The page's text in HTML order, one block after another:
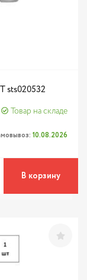
sts020532
Товар на складе
10.08.2026
В корзину